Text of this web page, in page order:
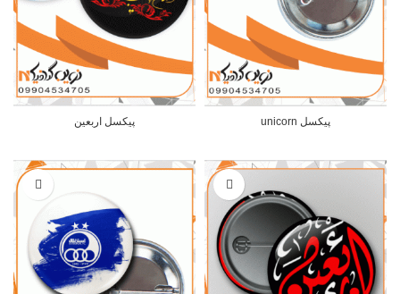
پیکسل unicorn پیکسل اربعین